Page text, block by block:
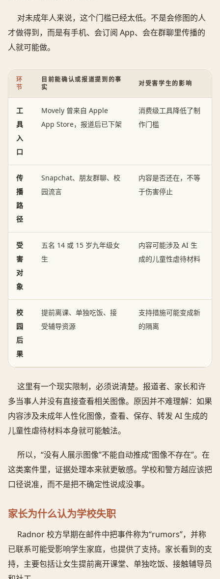
对未成年人来说，这个门槛已经太低。不是会修图的人
才做得到，而是有手机、会订阅 App、会在群聊里传播的
人就可能做。
环
节
目前能确认或报道提到的事
实
对受害学生的影响
工
具
入
口
Movely 曾来自 Apple
App Store，报道后已下架
消费级工具降低了制
作门槛
传
播
路
径
Snapchat、朋友群聊、校
园流言
内容是否还在，不等
于伤害停止
受
害
对
象
五名 14 或 15 岁九年级女
生
内容可能涉及 AI 生
成的儿童性虐待材料
校
园
后
果
提前离课、单独吃饭、接
受辅导资源
支持措施可能变成新
的隔离
这里有一个现实限制，必须说清楚。报道者、家长和许
多当事人并没有直接查看相关图像。原因并不难理解：如果
内容涉及未成年人性化图像，查看、保存、转发 AI 生成的
儿童性虐待材料本身就可能触法。
所以，“没有人展示图像”不能自动推成“图像不存在”。在
这类案件里，证据处理本来就更敏感。学校和警方越应该把
口径说准，而不是把不确定性说成没事。
家长为什么认为学校失职
Radnor 校方早期在邮件中把事件称为“rumors”，并称
已联系可能受影响学生家庭，也提供了支持。家长看到的支
持，主要包括让女生提前离开课堂、单独吃饭、接触辅导员